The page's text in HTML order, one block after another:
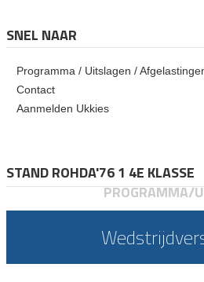
SNEL NAAR
Programma / Uitslagen /
Contact
Aanmelden Ukkies
STAND ROHDA'76 1 4E KLASSE
PROGRAMMA/